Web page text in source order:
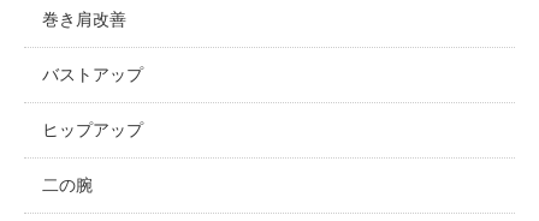
巻き肩改善
バストアップ
ヒップアップ
二の腕